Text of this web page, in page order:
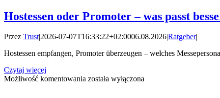
Hostessen oder Promoter – was passt
Przez Trust|2026-07-07T16:33:22+02:0006.08.2026|Ratgeber|
Hostessen empfangen, Promoter überzeugen – welches
Czytaj więcej
Możliwość komentowania Hostessen
została wyłączona